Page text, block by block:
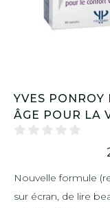
YVES
ÂGE POUR LA
Nouvelle formule
sur écran, de lire